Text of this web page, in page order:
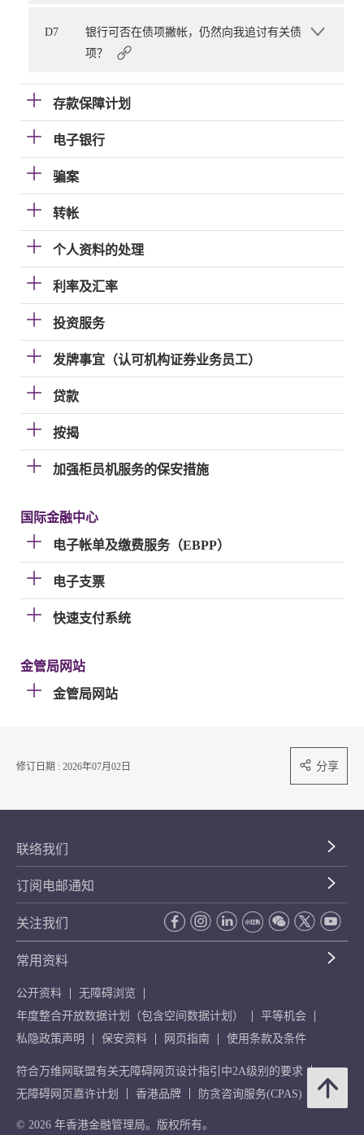
D7
银行可否在债项撇帐，仍然向我追讨有关债
项？
存款保障计划
电子银行
骗案
转帐
个人资料的处理
利率及汇率
投资服务
发牌事宜（认可机构证券业务员工）
贷款
按揭
加强柜员机服务的保安措施
国际金融中心
电子帐单及缴费服务（EBPP）
电子支票
快速支付系统
金管局网站
金管局网站
修订日期 : 2026年07月02日 分享
联络我们
订阅电邮通知
关注我们
常用资料
公开资料
无障碍浏览
年度整合开放数据计划（包含空间数据计划）
平等机会
私隐政策声明
保安资料 网页指南 使用条款及条件
符合万维网联盟有关无障碍网页设计指引中2A级别的要求
无障碍网页嘉许计划
香港品牌 防贪咨询服务(CPAS)
© 2026 年香港金融管理局。版权所有。